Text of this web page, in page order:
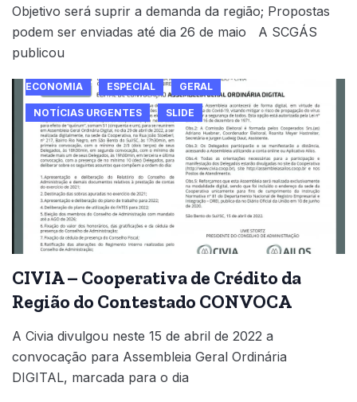
Objetivo será suprir a demanda da região; Propostas
podem ser enviadas até dia 26 de maio A SCGÁS
publicou
ECONOMIA ESPECIAL GERAL
NOTÍCIAS URGENTES SLIDE
CIVIA – Cooperativa de Crédito da
Região do Contestado CONVOCA
A Civia divulgou neste 15 de abril de 2022 a
convocação para Assembleia Geral Ordinária
DIGITAL, marcada para o dia